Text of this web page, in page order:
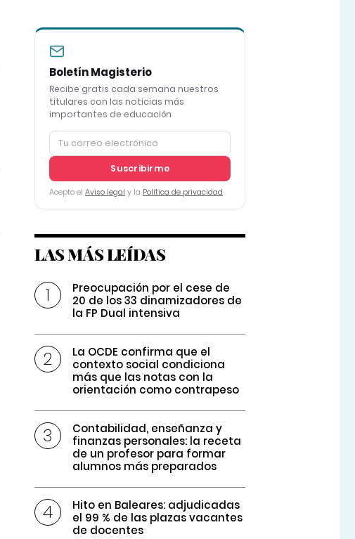
Boletín Magisterio
Recibe gratis cada semana nuestros
titulares con las noticias más
importantes de educación
Suscribirme
Acepto el Aviso legal y la Política de privacidad
LAS MÁS LEÍDAS
Preocupación por el cese de
20 de los 33 dinamizadores de
la FP Dual intensiva
La OCDE confirma que el
contexto social condiciona
más que las notas con la
orientación como contrapeso
Contabilidad, enseñanza y
finanzas personales: la receta
de un profesor para formar
alumnos más preparados
Hito en Baleares: adjudicadas
el 99 % de las plazas vacantes
de docentes